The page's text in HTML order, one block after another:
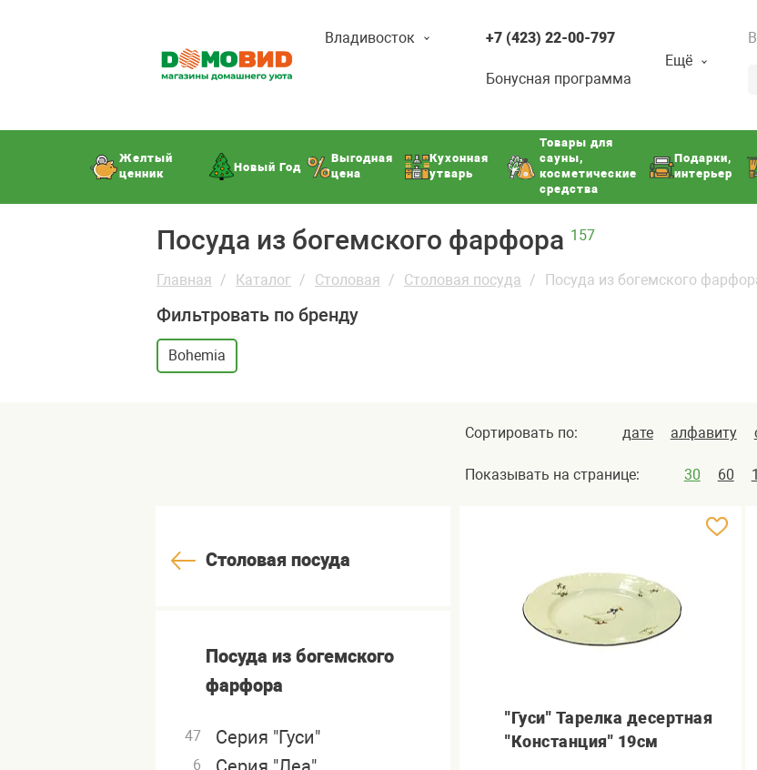
Владивосток +7 (423) 22-00-797
Бонусная программа
Ещё
Желтый
ценник
Новый Год
Выгодная
цена
Кухонная
утварь
Товары для
сауны,
косметические
средства
Подарки,
интерьер
Посуда из богемского фарфора 157
Главная Каталог Столовая Столовая посуда Посуда из богемского
Фильтровать по бренду
Bohemia
Сортировать по: дате алфавиту
Показывать на странице: 30 60
Столовая посуда
Посуда из богемского
фарфора
47 Серия "Гуси"
6
"Гуси" Тарелка десертная
"Констанция" 19см